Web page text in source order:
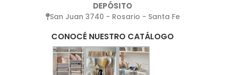
DEPÓSITO
San Juan 3740 - Rosario - Santa Fe
CONOCÉ NUESTRO CATÁLOGO